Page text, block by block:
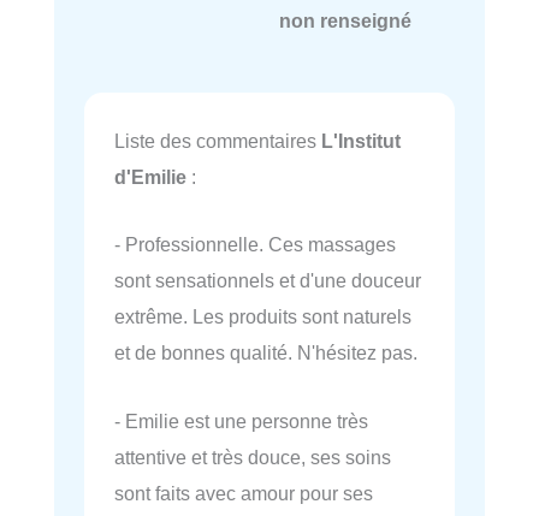
non renseigné
Liste des commentaires L'Institut
d'Emilie :
- Professionnelle. Ces massages
sont sensationnels et d'une douceur
extrême. Les produits sont naturels
et de bonnes qualité. N'hésitez pas.
- Emilie est une personne très
attentive et très douce, ses soins
sont faits avec amour pour ses